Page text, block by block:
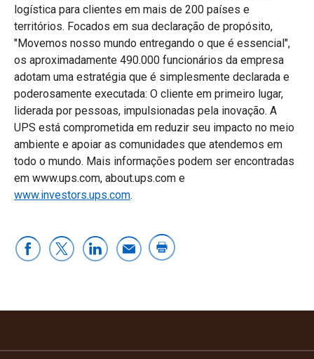
logística para clientes em mais de 200 países e
territórios. Focados em sua declaração de propósito,
"Movemos nosso mundo entregando o que é essencial",
os aproximadamente 490.000 funcionários da empresa
adotam uma estratégia que é simplesmente declarada e
poderosamente executada: O cliente em primeiro lugar,
liderada por pessoas, impulsionadas pela inovação. A
UPS está comprometida em reduzir seu impacto no meio
ambiente e apoiar as comunidades que atendemos em
todo o mundo. Mais informações podem ser encontradas
em www.ups.com, about.ups.com e
www.investors.ups.com.